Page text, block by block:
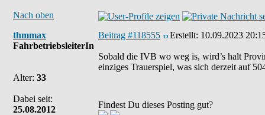
Nach oben
thmmax
FahrbetriebsleiterIn
Alter: 33
Dabei seit:
25.08.2012
Beitrag #118555 Erstellt: 10.09.2023
Sobald die IVB wo weg is, wird’s halt
einziges Trauerspiel, was sich derzeit auf
Findest Du dieses Posting gut?